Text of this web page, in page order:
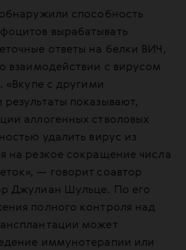
способность
вырабатывать
ответы на белки ВИЧ,
взаимодействии с вирусом
«Вкупе с другими
показывают,
аллогенных стволовых
удалить вирус из
на резкое сокращение числа
— говорит соавтор
Джулиан Шульце. По его
полного контроля над
может
иммунотерапии или